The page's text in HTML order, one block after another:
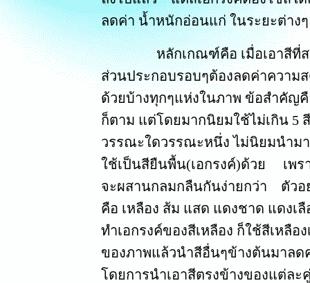
ลดค่า น้ำหนักอ่อนแก่ ในระยะต่าง
หลักเกณฑ์คือ เมื่อเอาสีที่สดใ
ส่วนประกอบรอบๆต้องลดค่าความ
ด้วยบ้างทุกๆแห่งในภาพ ข้อสำคัญ
ก็ตาม แต่โดยมากนิยมใช้ไม่เกิน 5
วรรณะใดวรรณะหนึ่ง ไม่นิยมนำม
ใช้เป็นสียืนพื้น(เอกรงค์)ด้วย เพร
จะผสานกลมกลืนกันง่ายกว่า ตัวอ
คือ เหลือง ส้ม แสด แดงชาด แดงเ
ทำเอกรงค์ของสีเหลือง ก็ใช้สีเหลื
ของภาพแล้วนำสีอื่นๆข้างต้นมาลด
โดยการนำเอาสีตรงข้างของแต่ล